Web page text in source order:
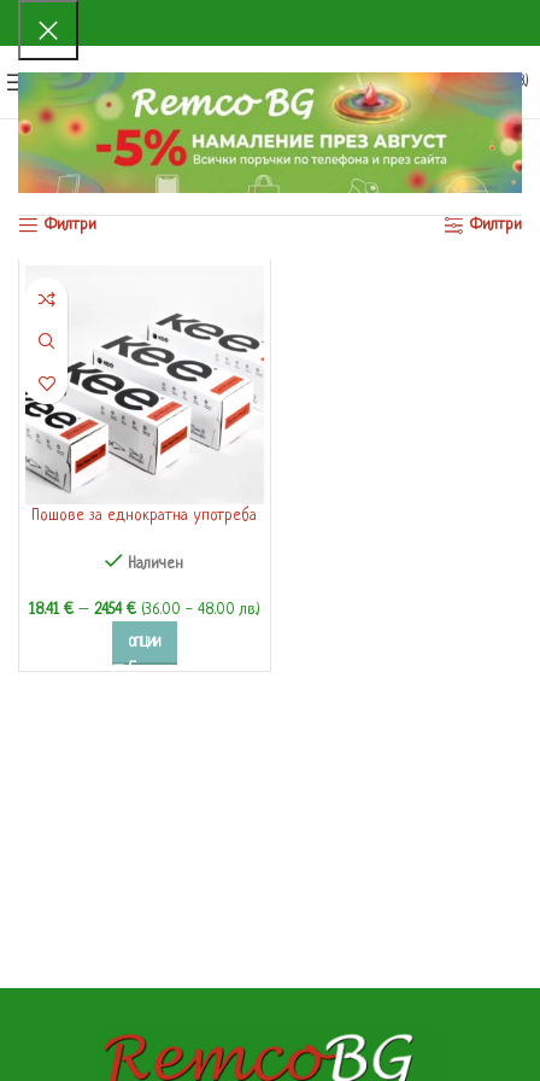
МЕНЮ
0
0.00€ (0.00 ЛВ.)
Начало Продуктът Размер големи
Показване на единствения резултат
Филтри Филтри
Пошове за еднократна употреба
Наличен
18.41 € – 24.54 € (36.00 - 48.00 лв.)
ОПЦИИ